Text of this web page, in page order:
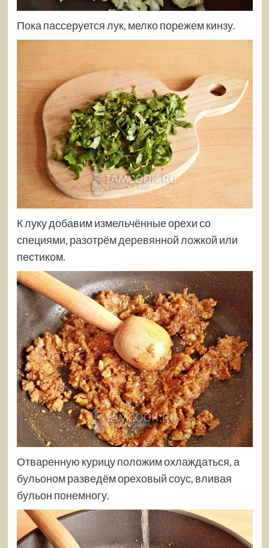
Пока пассеруется лук, мелко порежем кинзу.
К луку добавим измельчённые орехи со
специями, разотрём деревянной ложкой или
пестиком.
Отваренную курицу положим охлаждаться, а
бульоном разведём ореховый соус, вливая
бульон понемногу.